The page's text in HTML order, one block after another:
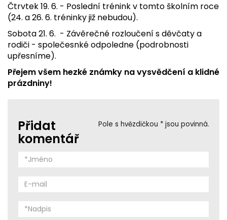
Čtrvtek 19. 6. - Poslední trénink v tomto školním roce
(24. a 26. 6. tréninky již nebudou).
Sobota 21. 6. - Závěrečné rozloučení s děvčaty a
rodiči - společesnké odpoledne (podrobnosti
upřesníme).
Přejem všem hezké známky na vysvědčení a klidné
prázdniny!
Pole s hvězdičkou * jsou povinná.
Přidat
komentář